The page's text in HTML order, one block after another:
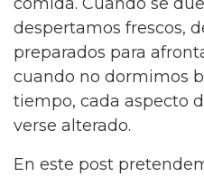
despertamos frescos,
preparados para
cuando no dormimos
tiempo, cada aspecto
verse alterado.
En este post